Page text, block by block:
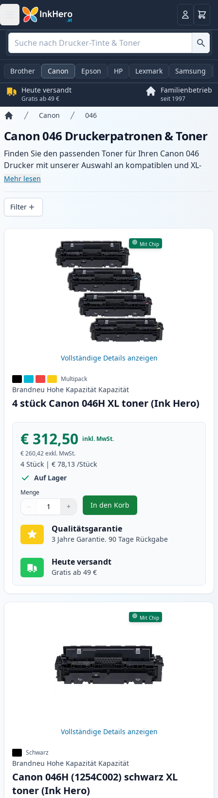
Anmelden
Brother Canon Epson HP Lexmark Samsung
Heute versandt
Gratis ab 49 €
Familienbetrieb
seit 1997
Canon 046
Canon 046 Druckerpatronen & Toner
Finden Sie den passenden Toner für Ihren Canon 046
Drucker mit unserer Auswahl an kompatiblen und XL-
Patronen. Profitieren Sie von gleichbleibender
in .
Mehr lesen
Filter
Produkte
Mit Chip
Vollständige Details anzeigen
Multipack
Brandneu Hohe Kapazität Kapazität
4 stück Canon 046H XL toner (Ink Hero)
€ 312,50 inkl. MwSt.
€ 260,42exkl. MwSt.
4 Stück | € 78,13 /Stück
Auf Lager
Menge
Verwenden Sie die Tasten, um anzupassen
− +
1
In den Korb
, 4 stück Canon 046H XL toner
Qualitätsgarantie
3 Jahre Garantie. 90 Tage Rückgabe
Heute versandt
Gratis ab 49 €
Mit Chip
Vollständige Details anzeigen
Schwarz
Brandneu Hohe Kapazität Kapazität
Canon 046H (1254C002) schwarz XL
toner (Ink Hero)